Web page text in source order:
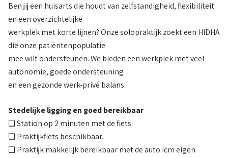
Ben jij een huisarts die houdt van zelfstandigheid, flexibiliteit
en een overzichtelijke
werkplek met korte lijnen? Onze solopraktijk zoekt een HIDHA
die onze patiëntenpopulatie
mee wilt ondersteunen. We bieden een werkplek met veel
autonomie, goede ondersteuning
en een gezonde werk-privé balans.
Stedelijke ligging en goed bereikbaar
❏ Station op 2 minuten met de fiets.
❏ Praktijkfiets beschikbaar.
❏ Praktijk makkelijk bereikbaar met de auto icm eigen